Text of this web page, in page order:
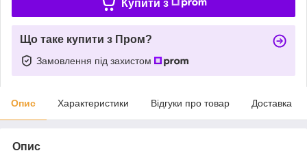
Купити з
Що таке купити з Пром?
Замовлення під захистом
Опис Характеристики Відгуки про товар Доставка
Опис